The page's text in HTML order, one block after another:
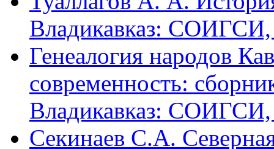
Владикавказ: СОИГСИ,
Генеалогия народов
современность:
Владикавказ: СОИГСИ,
Секинаев С.А.